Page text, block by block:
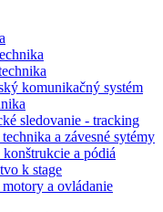
komunikačný systém
sledovanie - tracking
a závesné sytémy
a pódiá
k stage
a ovládanie